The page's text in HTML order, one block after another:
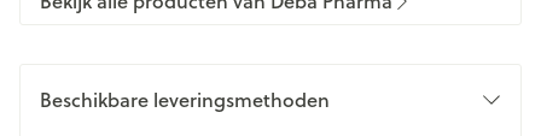
Beschikbare leveringsmethoden